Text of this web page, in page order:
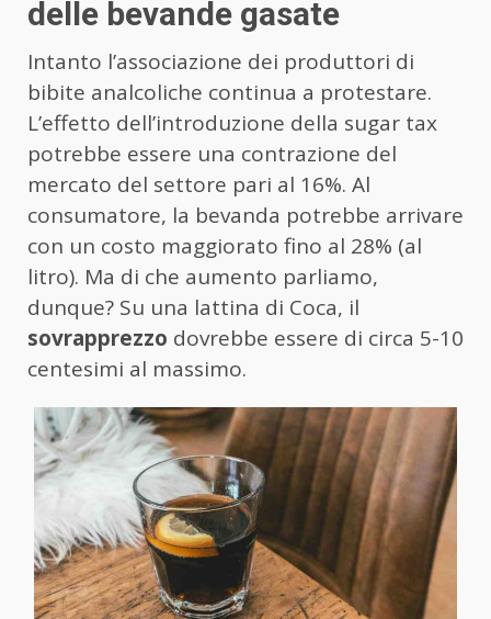
delle bevande gasate
Intanto l’associazione dei produttori di
bibite analcoliche continua a protestare.
L’effetto dell’introduzione della sugar tax
potrebbe essere una contrazione del
mercato del settore pari al 16%. Al
consumatore, la bevanda potrebbe arrivare
con un costo maggiorato fino al 28% (al
litro). Ma di che aumento parliamo,
dunque? Su una lattina di Coca, il
sovrapprezzo dovrebbe essere di circa 5-10
centesimi al massimo.